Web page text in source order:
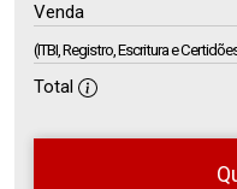
Venda
(ITBI, Registro, Escritura e
Total